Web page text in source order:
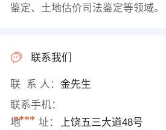
鉴定、土地估价司法鉴定等领域。
联系我们
联 系 人： 金先生
联系手机：
****
地 址： 上饶五三大道48号